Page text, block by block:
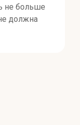
не больше
должна